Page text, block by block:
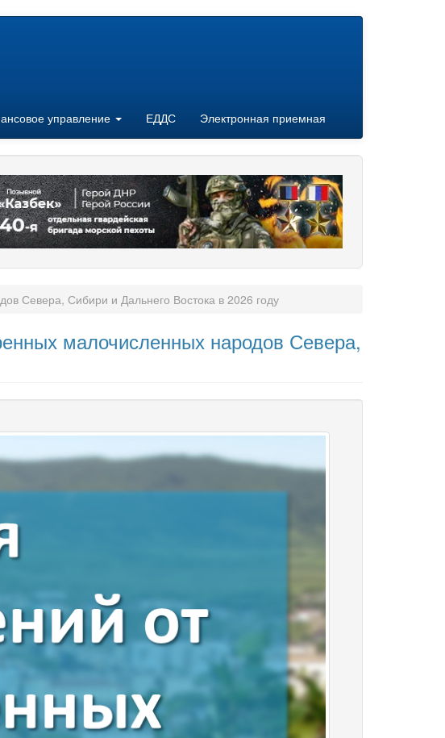
управление ЕДДС Электронная приемная
Севера, Сибири и Дальнего Востока в 2026 году
малочисленных народов Севера,